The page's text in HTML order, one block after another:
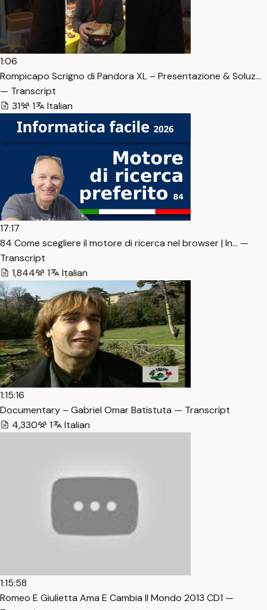
1:06
Rompicapo Scrigno di Pandora XL – Presentazione & Soluz…
— Transcript
31
1 Italian
17:17
84 Come scegliere il motore di ricerca nel browser | In… —
Transcript
1,844
1 Italian
1:15:16
Documentary – Gabriel Omar Batistuta — Transcript
4,330
1 Italian
1:15:58
Romeo E Giulietta Ama E Cambia Il Mondo 2013 CD1 —